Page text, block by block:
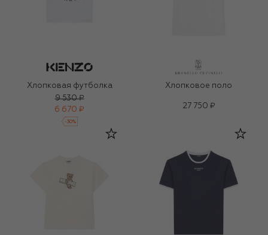
Хлопковая футболка
9 530 ₽
6 670 ₽
-30%
Хлопковое поло
27 750 ₽